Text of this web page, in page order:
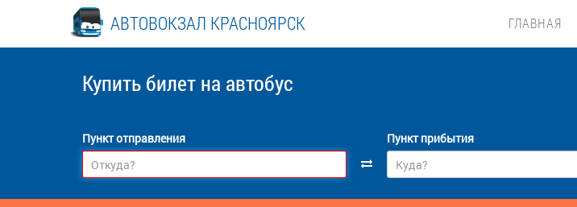
АВТОВОКЗАЛ КРАСНОЯРСК ГЛАВНАЯ
Купить билет на автобус
Пункт отправления Пункт прибытия